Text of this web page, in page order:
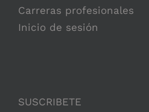
Carreras profesionales
Inicio de sesión
SUSCRIBETE